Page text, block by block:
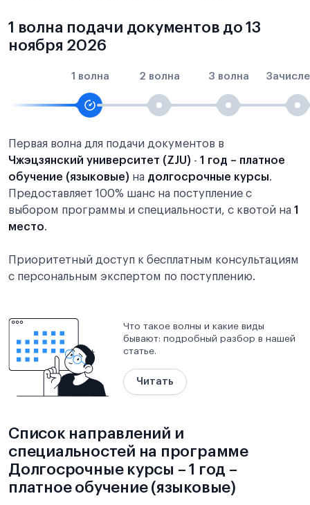
1 волна подачи документов до 13
ноября 2026
1 волна 2 волна 3 волна
Первая волна для подачи документов в
Чжэцзянский университет (ZJU) - 1 год – платное
обучение (языковые) на долгосрочные курсы.
Предоставляет 100% шанс на поступление с
выбором программы и специальности, с квотой на 1
место.
Приоритетный доступ к бесплатным консультациям
с персональным экспертом по поступлению.
Что такое волны и какие виды
бывают: подробный разбор в нашей
статье.
Читать
Список направлений и
специальностей на программе
Долгосрочные курсы – 1 год –
платное обучение (языковые)